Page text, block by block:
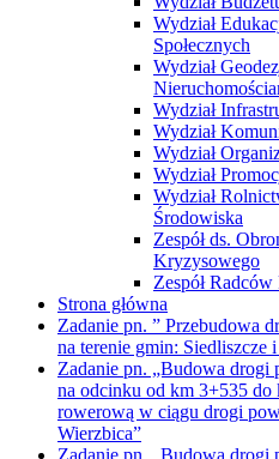
Wydział
Społecznych
Wydział
Wydział
Wydział
Wydział
Wydział
Wydział
Środowiska
Zespół ds.
Kryzysowego
Zespół
Strona główna
Zadanie pn. ” Przebudowa
na terenie gmin: Siedliszcze
Zadanie pn. „Budowa
na odcinku od km 3+535 do
rowerową w ciągu drogi
Wierzbica”
Zadanie pn. „Budowa